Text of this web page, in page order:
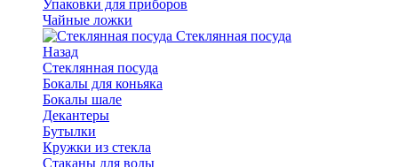
Упаковки для приборов
Чайные ложки
Стеклянная посуда
Назад
Стеклянная посуда
Бокалы для коньяка
Бокалы шале
Декантеры
Бутылки
Кружки из стекла
Стаканы для воды